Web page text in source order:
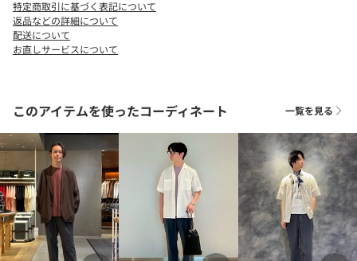
============================
裏地：なし
============================
【注意事項】
※商品に「取り扱い上の注意書き」、「洗濯表示」がございます
場合は、使用前に必ずご確認ください。
※商品画像は、光の当たり具合やパソコンなどの閲覧環境によ
り、実際の色味と異なって見える場合がございます。あらかじめ
ご了承ください。
※商品の色味の目安は、商品単体の画像をご参照ください。
特定商取引に基づく表記について
返品などの詳細について
配送について
お直しサービスについて
このアイテムを使ったコーディネート 一覧を見る